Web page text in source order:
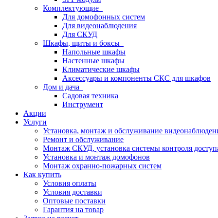
Комплектующие
Для домофонных систем
Для видеонаблюдения
Для СКУД
Шкафы, щиты и боксы
Напольные шкафы
Настенные шкафы
Климатические шкафы
Аксессуары и компоненты СКС для шкафов
Дом и дача
Садовая техника
Инструмент
Акции
Услуги
Установка, монтаж и обслуживание
Ремонт и обслуживание
Монтаж СКУД, установка системы контроля
Установка и монтаж домофонов
Монтаж охранно-пожарных систем
Как купить
Условия оплаты
Условия доставки
Оптовые поставки
Гарантия на товар